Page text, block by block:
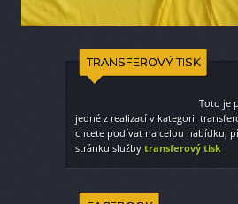
TRANSFEROVÝ TISK
Toto je
jedné z realizací v kategorii
chcete podívat na celou nabídku,
stránku služby transferový tisk